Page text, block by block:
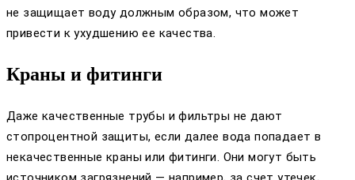
не защищает воду должным образом, что может
привести к ухудшению ее качества.
Краны и фитинги
Даже качественные трубы и фильтры не дают
стопроцентной защиты, если далее вода попадает в
некачественные краны или фитинги. Они могут быть